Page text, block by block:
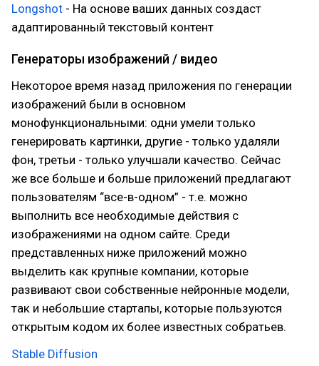
Longshot - На основе ваших данных создаст
адаптированный текстовый контент
Генераторы изображений / видео
Некоторое время назад приложения по генерации
изображений были в основном
монофункциональными: одни умели только
генерировать картинки, другие - только удаляли
фон, третьи - только улучшали качество. Сейчас
же все больше и больше приложений предлагают
пользователям “все-в-одном” - т.е. можно
выполнить все необходимые действия с
изображениями на одном сайте. Среди
представленных ниже приложений можно
выделить как крупные компании, которые
развивают свои собственные нейронные модели,
так и небольшие стартапы, которые пользуются
открытым кодом их более известных собратьев.
Stable Diffusion